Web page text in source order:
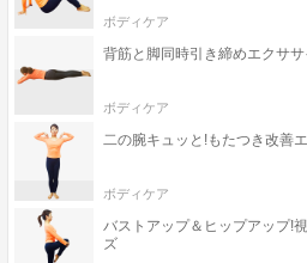
ボディケア
背筋と脚同時引き締めエクサ
ボディケア
二の腕キュッと!もたつき改善
ボディケア
バストアップ＆ヒップアップ!
ズ